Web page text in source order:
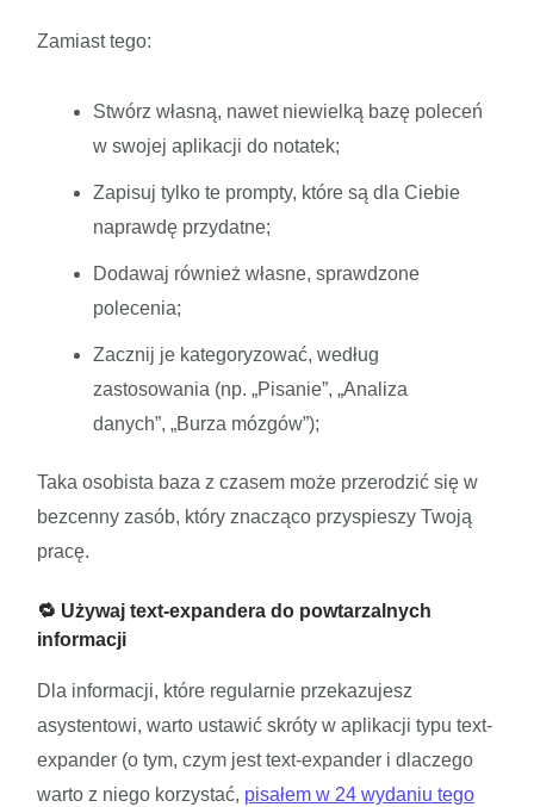
Zamiast tego:
Stwórz własną, nawet niewielką bazę poleceń
w swojej aplikacji do notatek;
Zapisuj tylko te prompty, które są dla Ciebie
naprawdę przydatne;
Dodawaj również własne, sprawdzone
polecenia;
Zacznij je kategoryzować, według
zastosowania (np. „Pisanie”, „Analiza
danych”, „Burza mózgów”);
Taka osobista baza z czasem może przerodzić się w
bezcenny zasób, który znacząco przyspieszy Twoją
pracę.
🔁 Używaj text-expandera do powtarzalnych
informacji
Dla informacji, które regularnie przekazujesz
asystentowi, warto ustawić skróty w aplikacji typu text-
expander (o tym, czym jest text-expander i dlaczego
warto z niego korzystać, pisałem w 24 wydaniu tego